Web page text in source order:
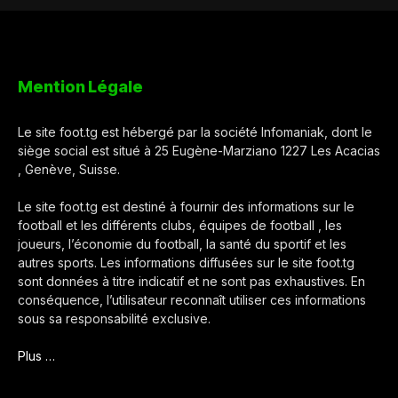
Mention Légale
Le site foot.tg est hébergé par la société Infomaniak, dont le
siège social est situé à 25 Eugène-Marziano 1227 Les Acacias
, Genève, Suisse.
Le site foot.tg est destiné à fournir des informations sur le
football et les différents clubs, équipes de football , les
joueurs, l’économie du football, la santé du sportif et les
autres sports. Les informations diffusées sur le site foot.tg
sont données à titre indicatif et ne sont pas exhaustives. En
conséquence, l’utilisateur reconnaît utiliser ces informations
sous sa responsabilité exclusive.
Plus …